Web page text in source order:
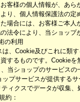
客様の個人情報が、あ
り、個人情報保護法の
場合には、お客様ご本
法令により、当ショップ
の利用
は、Cookie及びこれに類
するものです。Cookie
当ショップのサービス
ップサービスが提供する
ィクスでデータが収集
約：